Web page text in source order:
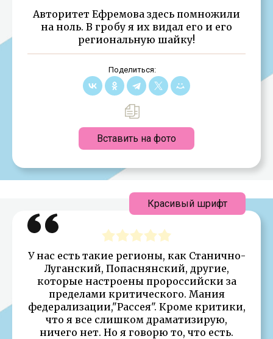
Авторитет Ефремова здесь помножили
на ноль. В гробу я их видал его и его
региональную шайку!
Поделиться:
Вставить на фото
У нас есть такие регионы, как Станично-
Луганский, Попаснянский, другие,
которые настроены пророссийски за
пределами критического. Мания
федерализации,"Рассея". Кроме критики,
что я все слишком драматизирую,
ничего нет. Но я говорю то, что есть.
Красивый шрифт